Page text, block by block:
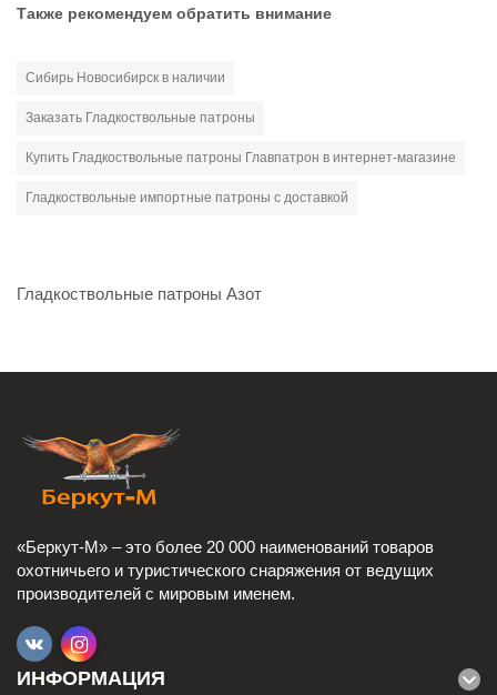
Также рекомендуем обратить внимание
Сибирь Новосибирск в наличии
Заказать Гладкоствольные патроны
Купить Гладкоствольные патроны Главпатрон в интернет-магазине
Гладкоствольные импортные патроны с доставкой
Гладкоствольные патроны Азот
«Беркут-М» – это более 20 000 наименований товаров
охотничьего и туристического снаряжения от ведущих
производителей с мировым именем.
ИНФОРМАЦИЯ